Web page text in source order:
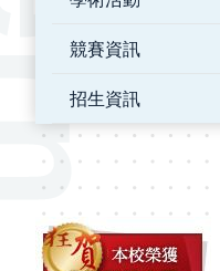
競賽資訊
招生資訊